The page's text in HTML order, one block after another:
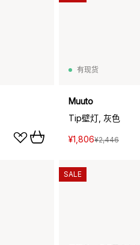
有现货
Muuto
Tip壁灯, 灰色
¥1,806¥2,446
SALE